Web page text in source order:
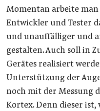
Momentan arbeite
Entwickler und Tester
und unauffälliger und
gestalten. Auch soll in
Gerätes realisiert
Unterstützung der
noch mit der Messung
Kortex. Denn dieser ist,